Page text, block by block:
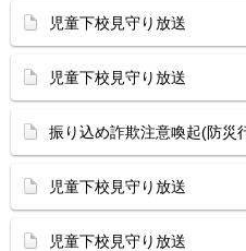
児童下校見守り放送
児童下校見守り放送
振り込め詐欺注意喚起(防災
児童下校見守り放送
児童下校見守り放送